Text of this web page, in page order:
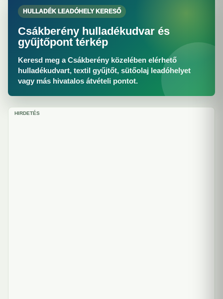
HULLADÉK LEADÓHELY KERESŐ
Csákberény hulladékudvar és
gyűjtőpont térkép
Keresd meg a Csákberény közelében elérhető
hulladékudvart, textil gyűjtőt, sütőolaj leadóhelyet
vagy más hivatalos átvételi pontot.
HIRDETÉS